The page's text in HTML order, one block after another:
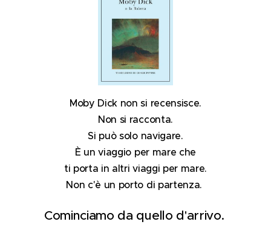
Moby Dick non si recensisce.
Non si racconta.
Si può solo navigare.
È un viaggio per mare che
ti porta in altri viaggi per mare.
Non c'è un porto di partenza.
Cominciamo da quello d'arrivo.